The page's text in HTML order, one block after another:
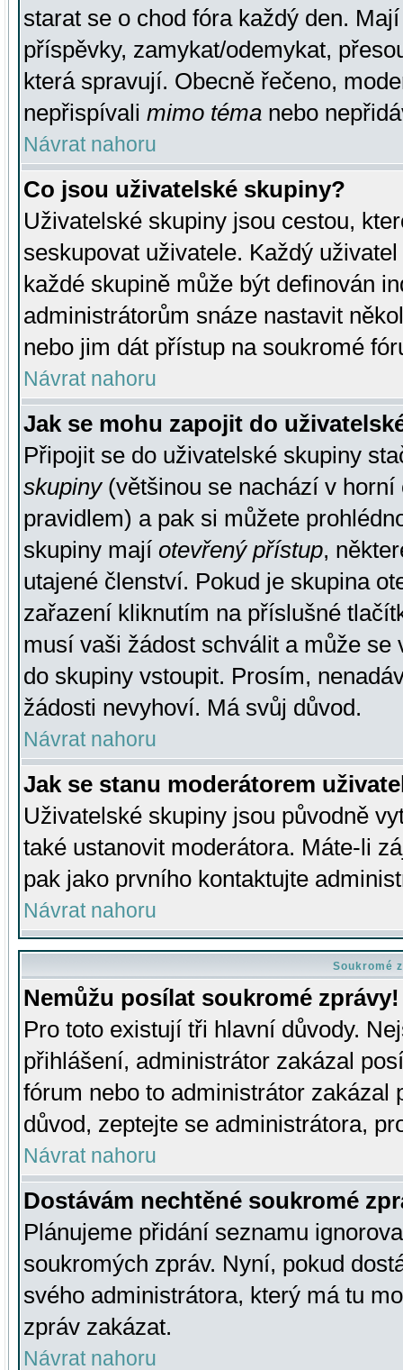
starat se o chod fóra každý den.
příspěvky, zamykat/odemykat,
která spravují. Obecně řečeno,
nepřispívali mimo téma nebo
Návrat nahoru
Co jsou uživatelské skupiny?
Uživatelské skupiny jsou cestou,
seskupovat uživatele. Každý
každé skupině může být definován
administrátorům snáze nastavit
nebo jim dát přístup na soukromé
Návrat nahoru
Jak se mohu zapojit do
Připojit se do uživatelské skupiny
skupiny(většinou se nachází v horní
pravidlem) a pak si můžete
skupiny mají otevřený přístup,
utajené členství. Pokud je skupina
zařazení kliknutím na příslušné
musí vaši žádost schválit a může se
do skupiny vstoupit. Prosím,
žádosti nevyhoví. Má svůj důvod.
Návrat nahoru
Jak se stanu moderátorem
Uživatelské skupiny jsou původně
také ustanovit moderátora. Máte-li
pak jako prvního kontaktujte
Návrat nahoru
Soukromé
Nemůžu posílat soukromé zprávy!
Pro toto existují tři hlavní důvody.
přihlášení, administrátor zakázal
fórum nebo to administrátor zakázal
důvod, zeptejte se administrátora,
Návrat nahoru
Dostávám nechtěné soukromé
Plánujeme přidání seznamu
soukromých zpráv. Nyní, pokud
svého administrátora, který má tu
zpráv zakázat.
Návrat nahoru